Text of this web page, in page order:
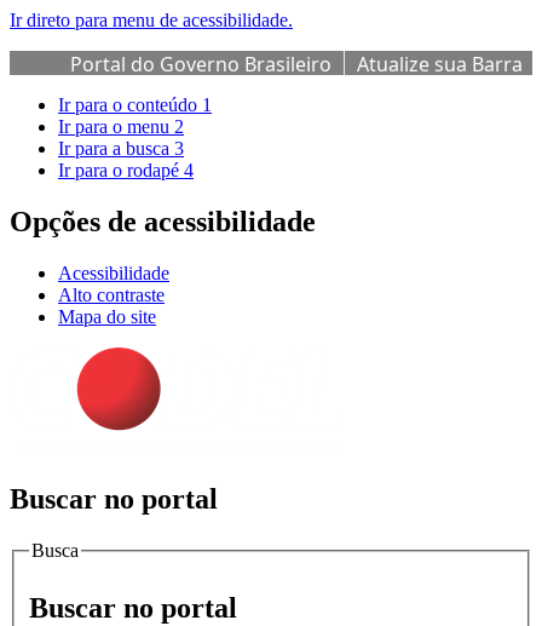
Ir direto para menu de acessibilidade.
Portal do Governo Brasileiro
Atualize sua Barra
de Governo
Ir para o conteúdo 1
Ir para o menu 2
Ir para a busca 3
Ir para o rodapé 4
Opções de acessibilidade
Acessibilidade
Alto contraste
Mapa do site
Buscar no portal
Busca
Buscar no portal